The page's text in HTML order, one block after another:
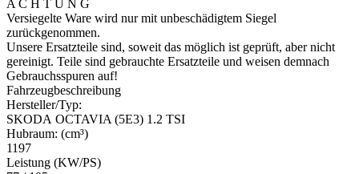
A C H T U N G
Versiegelte Ware wird nur mit unbeschädigtem Siegel
zurückgenommen.
Unsere Ersatzteile sind, soweit das möglich ist geprüft, aber nicht
gereinigt. Teile sind gebrauchte Ersatzteile und weisen demnach
Gebrauchsspuren auf!
Fahrzeugbeschreibung
Hersteller/Typ:
SKODA OCTAVIA (5E3) 1.2 TSI
Hubraum: (cm³)
1197
Leistung (KW/PS)